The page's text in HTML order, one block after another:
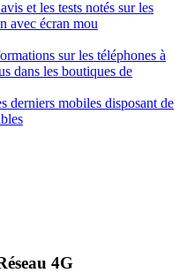
et les tests notés sur les
avec écran mou
sur les téléphones à
dans les boutiques de
derniers mobiles disposant de
4G